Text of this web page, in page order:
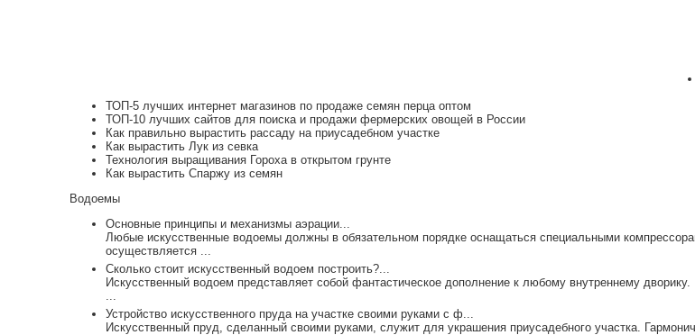
ТОП-5 лучших интернет магазинов по продаже семян перца оптом
ТОП-10 лучших сайтов для поиска и продажи фермерских овощей в России
Как правильно вырастить рассаду на приусадебном участке
Как вырастить Лук из севка
Технология выращивания Гороха в открытом грунте
Как вырастить Спаржу из семян
Водоемы
Основные принципы и механизмы аэрации...
Любые искусственные водоемы должны в обязательном порядке оснащаться специальными
осуществляется ...
Сколько стоит искусственный водоем построить?...
Искусственный водоем представляет собой фантастическое дополнение к любому внутреннему
Устройство искусственного пруда на участке своими руками с ф...
Искусственный пруд, сделанный своими руками, служит для украшения приусадебного участка.